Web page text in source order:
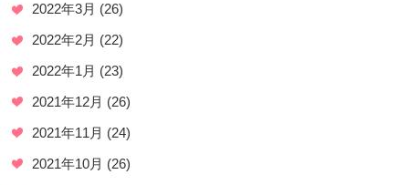
2022年3月 (26)
2022年2月 (22)
2022年1月 (23)
2021年12月 (26)
2021年11月 (24)
2021年10月 (26)